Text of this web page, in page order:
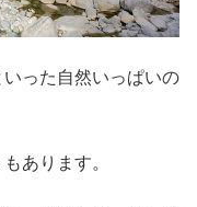
った自然いっぱいの
あります。